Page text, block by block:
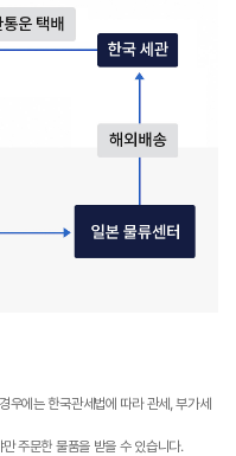
에는 한국관세법에 따라 관세, 부가세
주문한 물품을 받을 수 있습니다.